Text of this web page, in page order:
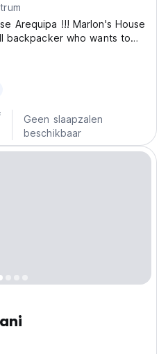
Arequipa !!! Marlon's House
backpacker who wants to
So this is your house for as
This hostel run by a family
Geen slaapzalen
beschikbaar